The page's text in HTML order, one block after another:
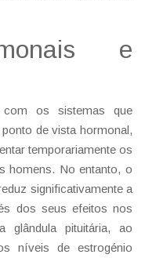
e
com os sistemas que
de vista hormonal,
temporariamente os
homens. No entanto, o
significativamente a
dos seus efeitos nos
glândula pituitária, ao
níveis de estrogénio